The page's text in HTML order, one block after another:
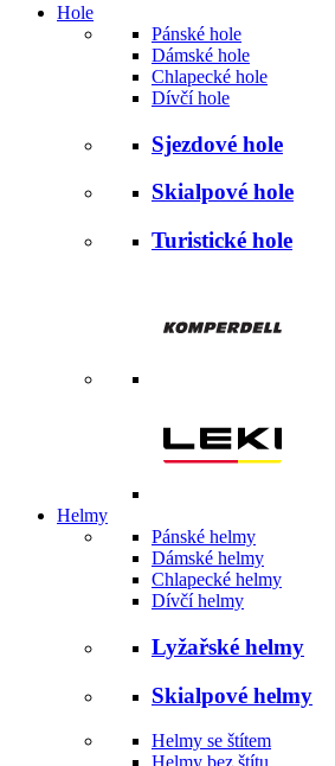
Hole
Pánské hole
Dámské hole
Chlapecké hole
Dívčí hole
Sjezdové hole
Skialpové hole
Turistické hole
Helmy
Pánské helmy
Dámské helmy
Chlapecké helmy
Dívčí helmy
Lyžařské helmy
Skialpové helmy
Helmy se štítem